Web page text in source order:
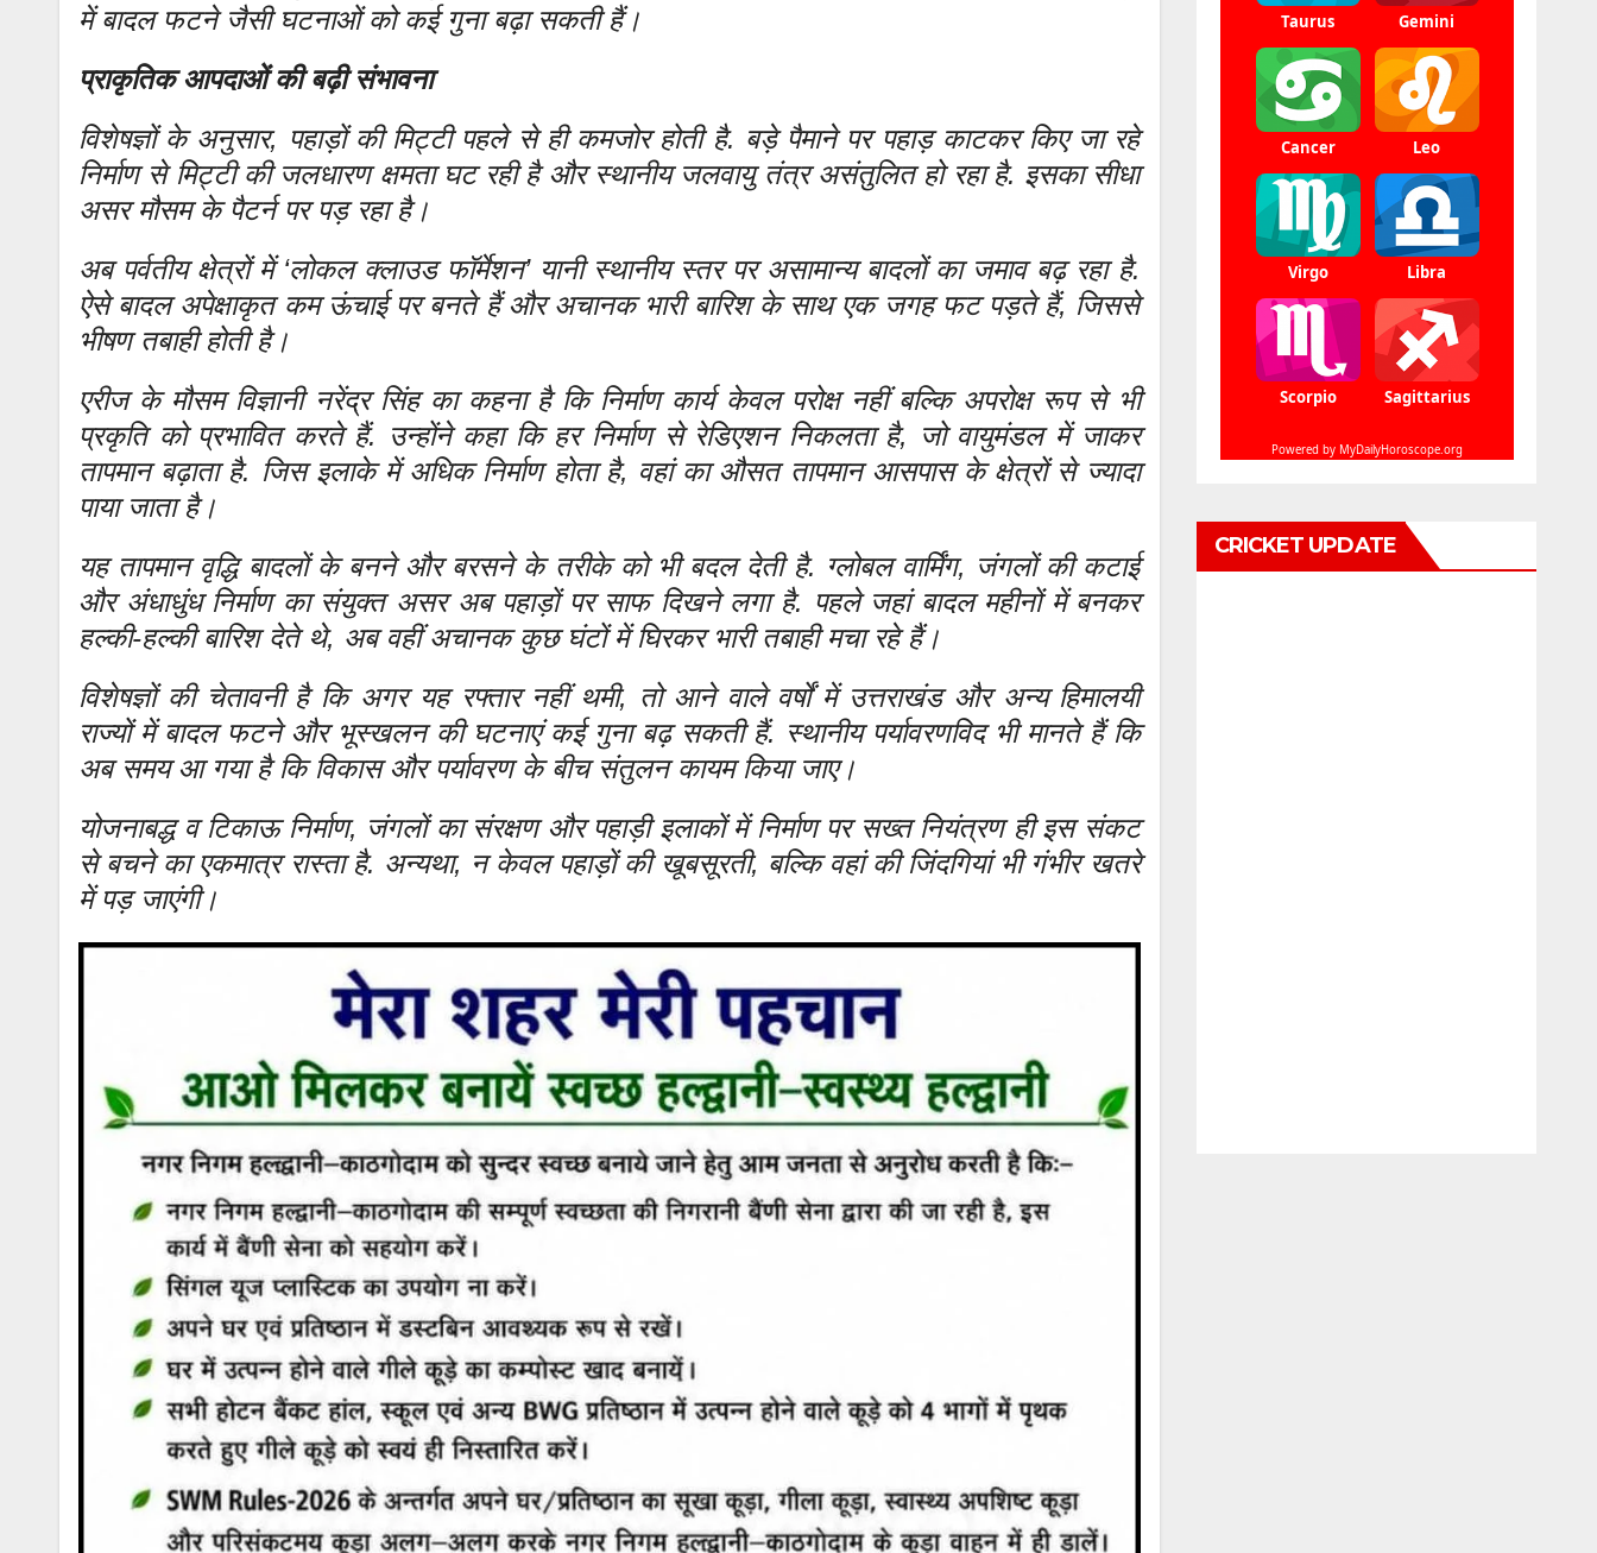
में बादल फटने जैसी घटनाओं को कई गुना बढ़ा सकती हैं।
प्राकृतिक आपदाओं की बढ़ी संभावना
विशेषज्ञों के अनुसार, पहाड़ों की मिट्टी पहले से ही कमजोर होती है. बड़े पैमाने पर पहाड़ काटकर किए जा रहे
निर्माण से मिट्टी की जलधारण क्षमता घट रही है और स्थानीय जलवायु तंत्र असंतुलित हो रहा है. इसका सीधा
असर मौसम के पैटर्न पर पड़ रहा है।
अब पर्वतीय क्षेत्रों में ‘लोकल क्लाउड फॉर्मेशन’ यानी स्थानीय स्तर पर असामान्य बादलों का जमाव बढ़ रहा है.
ऐसे बादल अपेक्षाकृत कम ऊंचाई पर बनते हैं और अचानक भारी बारिश के साथ एक जगह फट पड़ते हैं, जिससे
भीषण तबाही होती है।
एरीज के मौसम विज्ञानी नरेंद्र सिंह का कहना है कि निर्माण कार्य केवल परोक्ष नहीं बल्कि अपरोक्ष रूप से भी
प्रकृति को प्रभावित करते हैं. उन्होंने कहा कि हर निर्माण से रेडिएशन निकलता है, जो वायुमंडल में जाकर
तापमान बढ़ाता है. जिस इलाके में अधिक निर्माण होता है, वहां का औसत तापमान आसपास के क्षेत्रों से ज्यादा
पाया जाता है।
यह तापमान वृद्धि बादलों के बनने और बरसने के तरीके को भी बदल देती है. ग्लोबल वार्मिंग, जंगलों की कटाई
और अंधाधुंध निर्माण का संयुक्त असर अब पहाड़ों पर साफ दिखने लगा है. पहले जहां बादल महीनों में बनकर
हल्की-हल्की बारिश देते थे, अब वहीं अचानक कुछ घंटों में घिरकर भारी तबाही मचा रहे हैं।
विशेषज्ञों की चेतावनी है कि अगर यह रफ्तार नहीं थमी, तो आने वाले वर्षों में उत्तराखंड और अन्य हिमालयी
राज्यों में बादल फटने और भूस्खलन की घटनाएं कई गुना बढ़ सकती हैं. स्थानीय पर्यावरणविद भी मानते हैं कि
अब समय आ गया है कि विकास और पर्यावरण के बीच संतुलन कायम किया जाए।
योजनाबद्ध व टिकाऊ निर्माण, जंगलों का संरक्षण और पहाड़ी इलाकों में निर्माण पर सख्त नियंत्रण ही इस संकट
से बचने का एकमात्र रास्ता है. अन्यथा, न केवल पहाड़ों की खूबसूरती, बल्कि वहां की जिंदगियां भी गंभीर खतरे
में पड़ जाएंगी।
CRICKET UPDATE